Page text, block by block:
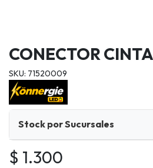
CONECTOR
SKU: 71520009
Stock por Sucursales
$ 1.300